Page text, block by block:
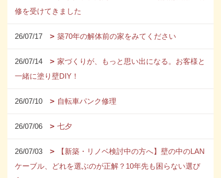
修を受けてきました
26/07/17 築70年の解体前の家をみてください
26/07/14
家づくりが、もっと思い出になる。お客様と
一緒に塗り壁DIY！
26/07/10 自転車パンク修理
26/07/06 七夕
26/07/03
【新築・リノベ検討中の方へ】壁の中のLAN
ケーブル、どれを選ぶのが正解？10年先も困らない選び